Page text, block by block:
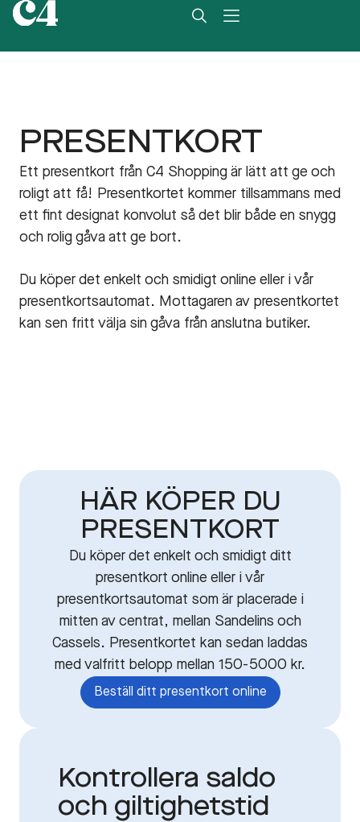
PRESENTKORT
Ett presentkort från C4 Shopping är lätt att ge och
roligt att få! Presentkortet kommer tillsammans med
ett fint designat konvolut så det blir både en snygg
och rolig gåva att ge bort.
Du köper det enkelt och smidigt online eller i vår
presentkortsautomat. Mottagaren av presentkortet
kan sen fritt välja sin gåva från anslutna butiker.
HÄR KÖPER DU
PRESENTKORT
Du köper det enkelt och smidigt ditt
presentkort online eller i vår
presentkortsautomat som är placerade i
mitten av centrat, mellan Sandelins och
Cassels. Presentkortet kan sedan laddas
med valfritt belopp mellan 150-5000 kr.
Beställ ditt presentkort online
Kontrollera saldo
och giltighetstid